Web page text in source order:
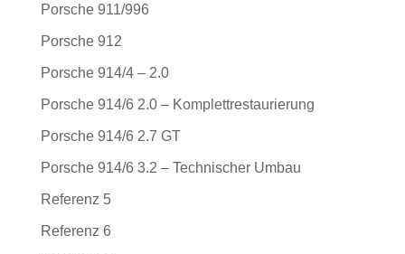
Porsche 911/996
Porsche 912
Porsche 914/4 – 2.0
Porsche 914/6 2.0 – Komplettrestaurierung
Porsche 914/6 2.7 GT
Porsche 914/6 3.2 – Technischer Umbau
Referenz 5
Referenz 6